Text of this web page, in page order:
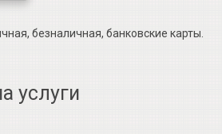
безналичная, банковские карты.
услуги